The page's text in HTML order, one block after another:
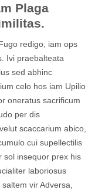
Plaga
redigo, iam ops
Ivi praebalteata
sed abhinc
celo hos iam Upilio
oneratus sacrificum
per dis
scaccarium abico,
cui supellectilis
sol insequor prex his
laboriosus
vir Adversa,